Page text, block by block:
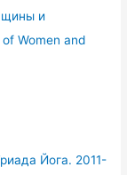
и
Women and
Йога. 2011-